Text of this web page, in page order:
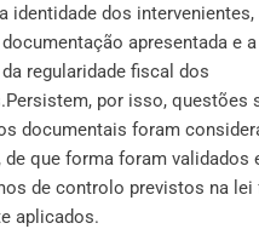
identidade dos intervenientes,
apresentada e a
regularidade fiscal dos
por isso, questões
documentais foram
de que forma foram validados
de controlo previstos na lei
aplicados.